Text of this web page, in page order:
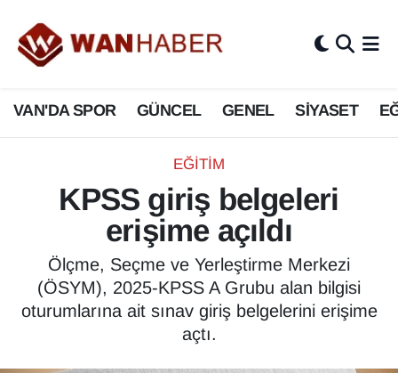
VAN'DA SPOR GÜNCEL GENEL SİYASET
EĞİTİM
KPSS giriş belgeleri
erişime açıldı
Ölçme, Seçme ve Yerleştirme Merkezi
(ÖSYM), 2025-KPSS A Grubu alan bilgisi
oturumlarına ait sınav giriş belgelerini erişime
açtı.
3.SAYFA
ASAYİŞ
BİLİM VE TEKNOLOJİ
Biyografi
Bölge Haberleri
ÇEVRE
Van Nöbetçi Eczaneler
Van Hava Durumu
Van Namaz Vakitleri
Van Trafik Yoğunluk Haritası
Süper Lig Puan Durumu ve Fikstür
Tüm Manşetler
Son Dakika Haberleri